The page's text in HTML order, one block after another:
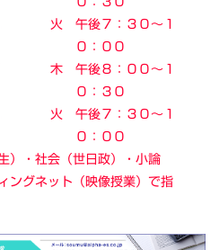
火
午後７：３０～１
０：００
木
午後８：００～１
０：３０
火
午後７：３０～１
０：００
）・社会（世日政）・小論
ングネット（映像授業）で指